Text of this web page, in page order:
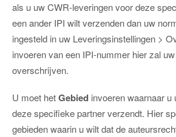
als u uw CWR-leveringen voor deze
een ander IPI wilt verzenden dan uw
ingesteld in uw Leveringsinstellingen >
invoeren van een IPI-nummer hier zal
overschrijven.
U moet hetGebied invoeren waarnaar u
deze specifieke partner verzendt. Hier
gebieden waarin u wilt dat de